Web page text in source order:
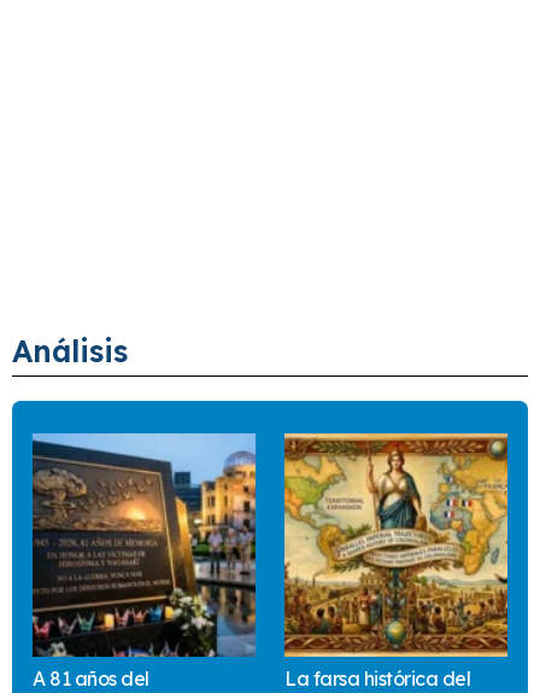
Análisis
A 81 años del
La farsa histórica del